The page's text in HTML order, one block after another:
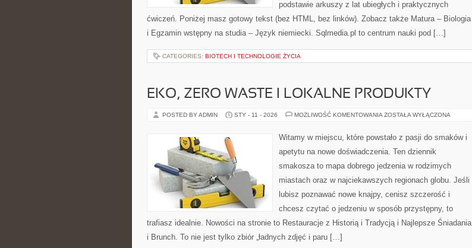
podstawie arkuszy z lat ubiegłych i praktycznych
ćwiczeń. Poniżej masz gotowy tekst (bez HTML, bez linków). Zobacz także Matura – Biologia
i Egzamin wstępny na studia – Język niemiecki. Sqlmedia.pl to centrum nauki pod […]
CATEGORIES: BIOTECH I TECHNOLOGIE ŻYCIA
EKO, ZERO WASTE I LOKALNE PRODUKTY
POSTED BY ADMIN STY - 11 - 2026 MOŻLIWOŚĆ KOMENTOWANIA EKO,
I
LOKALNE
ZOSTAŁA WYŁĄCZONA
Witamy w miejscu, które powstało z pasji do smaków i
apetytu na nowe doświadczenia. Ten dziennik
smakosza to mapa dobrego jedzenia w rodzimych
miastach oraz w najciekawszych regionach globu. Jeśli
lubisz poznawać nowe knajpy, cenisz szczerość i
chcesz czytać o jedzeniu w sposób przystępny, to
trafiasz idealnie. Nowości na stronie to Restauracje z Historią i Tradycją i Najlepsze Śniadania
i Brunch. To nie jest tylko zbiór „ładnych zdjęć i paru […]